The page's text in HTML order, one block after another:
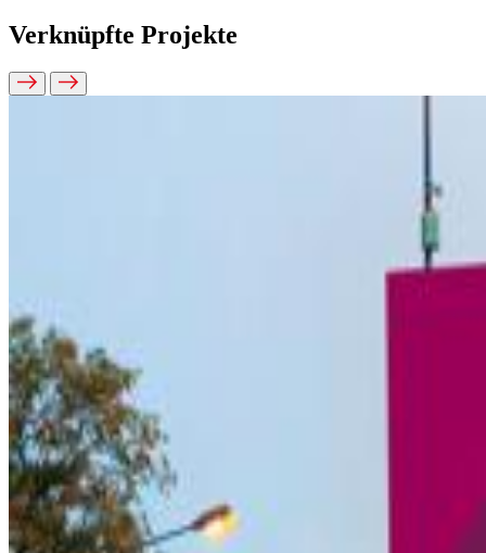
Verknüpfte Projekte